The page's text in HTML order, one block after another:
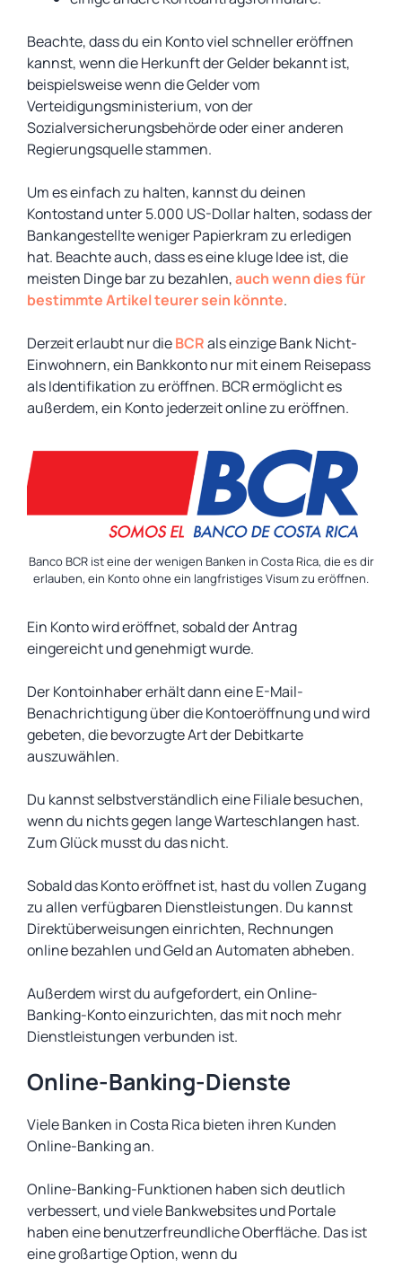
Beachte, dass du ein Konto viel schneller eröffnen
kannst, wenn die Herkunft der Gelder bekannt ist,
beispielsweise wenn die Gelder vom
Verteidigungsministerium, von der
Sozialversicherungsbehörde oder einer anderen
Regierungsquelle stammen.
Um es einfach zu halten, kannst du deinen
Kontostand unter 5.000 US-Dollar halten, sodass der
Bankangestellte weniger Papierkram zu erledigen
hat. Beachte auch, dass es eine kluge Idee ist, die
meisten Dinge bar zu bezahlen,auch wenn dies für
bestimmte Artikel teurer sein könnte.
Derzeit erlaubt nur dieBCRals einzige Bank Nicht-
Einwohnern, ein Bankkonto nur mit einem Reisepass
als Identifikation zu eröffnen. BCR ermöglicht es
außerdem, ein Konto jederzeit online zu eröffnen.
Banco BCR ist eine der wenigen Banken in Costa Rica, die es dir
erlauben, ein Konto ohne ein langfristiges Visum zu eröffnen.
Ein Konto wird eröffnet, sobald der Antrag
eingereicht und genehmigt wurde.
Der Kontoinhaber erhält dann eine E-Mail-
Benachrichtigung über die Kontoeröffnung und wird
gebeten, die bevorzugte Art der Debitkarte
auszuwählen.
Du kannst selbstverständlich eine Filiale besuchen,
wenn du nichts gegen lange Warteschlangen hast.
Zum Glück musst du das nicht.
Sobald das Konto eröffnet ist, hast du vollen Zugang
zu allen verfügbaren Dienstleistungen. Du kannst
Direktüberweisungen einrichten, Rechnungen
online bezahlen und Geld an Automaten abheben.
Außerdem wirst du aufgefordert, ein Online-
Banking-Konto einzurichten, das mit noch mehr
Dienstleistungen verbunden ist.
Online-Banking-Dienste
Viele Banken in Costa Rica bieten ihren Kunden
Online-Banking an.
Online-Banking-Funktionen haben sich deutlich
verbessert, und viele Bankwebsites und Portale
haben eine benutzerfreundliche Oberfläche. Das ist
eine großartige Option, wenn du